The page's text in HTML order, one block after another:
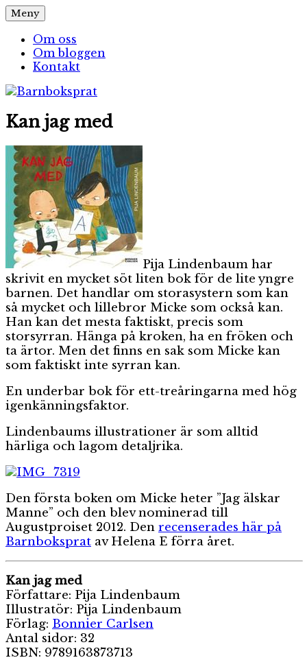
Hoppa
till
innehåll
Barnboksprat
– en blogg om barnböcker
Meny
Om oss
Om bloggen
Kontakt
Kan jag med
Pija Lindenbaum har
skrivit en mycket söt liten bok för de lite yngre
barnen. Det handlar om storasystern som kan
så mycket och lillebror Micke som också kan.
Han kan det mesta faktiskt, precis som
storsyrran. Hänga på kroken, ha en fröken och
ta ärtor. Men det finns en sak som Micke kan
som faktiskt inte syrran kan.
En underbar bok för ett-treåringarna med hög
igenkänningsfaktor.
Lindenbaums illustrationer är som alltid
härliga och lagom detaljrika.
Den första boken om Micke heter ”Jag älskar
Manne” och den blev nominerad till
Augustproiset 2012. Den recenserades här på
Barnboksprat av Helena E förra året.
Kan jag med
Författare: Pija Lindenbaum
Illustratör: Pija Lindenbaum
Förlag: Bonnier Carlsen
Antal sidor: 32
ISBN: 9789163873713